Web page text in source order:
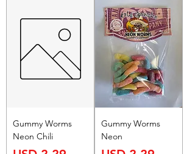
Gummy Worms
Neon Chili
Gummy Worms
Neon